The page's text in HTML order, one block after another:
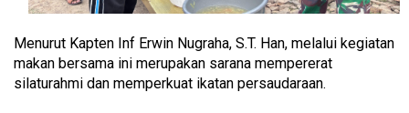
Menurut Kapten Inf Erwin Nugraha, S.T. Han, melalui kegiatan
makan bersama ini merupakan sarana mempererat
silaturahmi dan memperkuat ikatan persaudaraan.